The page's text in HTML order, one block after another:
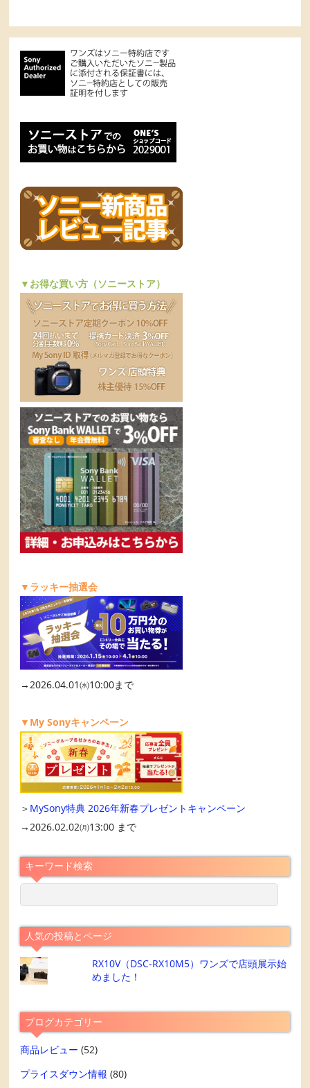
▼お得な買い方（ソニーストア）
▼ラッキー抽選会
→2026.04.01㈬10:00まで
▼My Sonyキャンペーン
＞ MySony特典 2026年新春プレゼントキャンペーン
→2026.02.02㈪13:00 まで
キーワード検索
人気の投稿とページ
RX10V（DSC-RX10M5）ワンズで店頭展示始
めました！
ブログカテゴリー
商品レビュー (52)
プライスダウン情報 (80)